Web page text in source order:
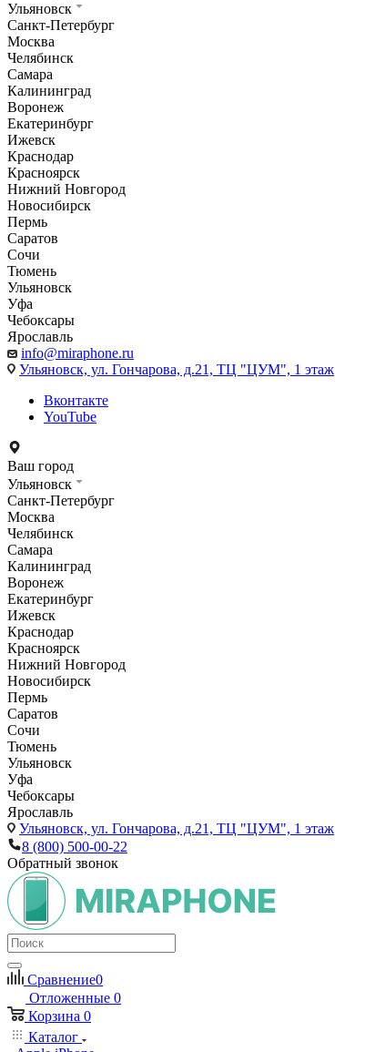
Ульяновск
Санкт-Петербург
Москва
Челябинск
Самара
Калининград
Воронеж
Екатеринбург
Ижевск
Краснодар
Красноярск
Нижний Новгород
Новосибирск
Пермь
Саратов
Сочи
Тюмень
Ульяновск
Уфа
Чебоксары
Ярославль
info@miraphone.ru
Ульяновск, ул. Гончарова, д.21, ТЦ "ЦУМ", 1 этаж
Вконтакте
YouTube
Ваш город
Ульяновск
Санкт-Петербург
Москва
Челябинск
Самара
Калининград
Воронеж
Екатеринбург
Ижевск
Краснодар
Красноярск
Нижний Новгород
Новосибирск
Пермь
Саратов
Сочи
Тюмень
Ульяновск
Уфа
Чебоксары
Ярославль
Ульяновск, ул. Гончарова, д.21, ТЦ "ЦУМ", 1 этаж
8 (800) 500-00-22
Обратный звонок
Сравнение0
Отложенные 0
Корзина 0
Каталог